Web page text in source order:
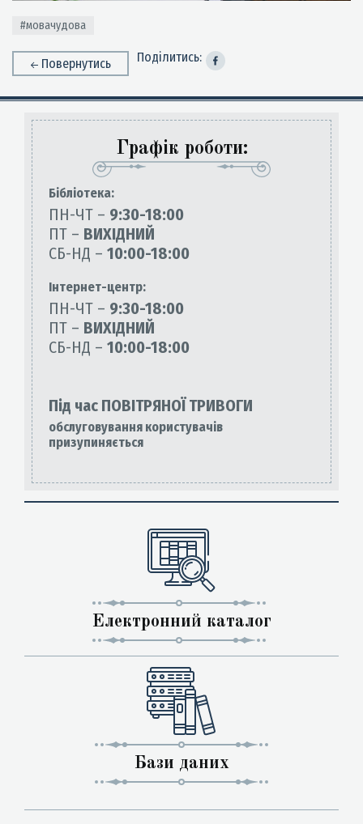
#мовачудова
Повернутись Поділитись:
Графік роботи:
Бiблiотека:
ПН-ЧТ – 9:30-18:00
ПТ – ВИХІДНИЙ
СБ-НД – 10:00-18:00
Інтернет-центр:
ПН-ЧТ – 9:30-18:00
ПТ – ВИХІДНИЙ
СБ-НД – 10:00-18:00
Під час ПОВІТРЯНОЇ ТРИВОГИ
обслуговування користувачів
призупиняється
Електронний каталог
Бази даних